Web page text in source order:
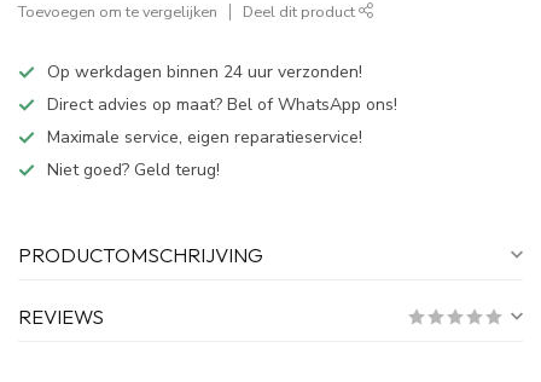
Toevoegen om te vergelijken Deel dit product
Op werkdagen binnen 24 uur verzonden!
Direct advies op maat? Bel of WhatsApp ons!
Maximale service, eigen reparatieservice!
Niet goed? Geld terug!
PRODUCTOMSCHRIJVING
REVIEWS